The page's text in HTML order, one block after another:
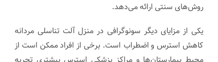
روش‌های سنتی ارائه می‌دهد.
یکی از مزایای دیگر سونوگرافی در منزل آلت تناسلی مردانه
کاهش استرس و اضطراب است. برخی از افراد ممکن است از